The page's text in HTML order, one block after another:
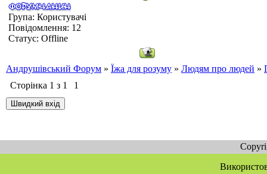
Група: Користувачі
Повідомлення: 12
Статус: Offline
Андрушівський Форум » Їжа для розуму » Людям про людей »
Сторінка 1 з 1 1